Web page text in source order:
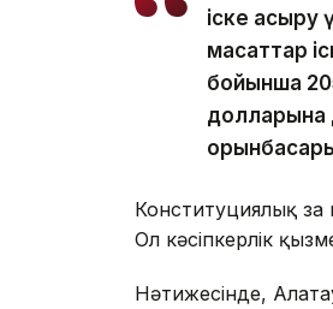
іске асыру
мақсаттар
бойынша
долларына
Конституциялық
Ол кәсіпкерлік
Нәтижесінде,